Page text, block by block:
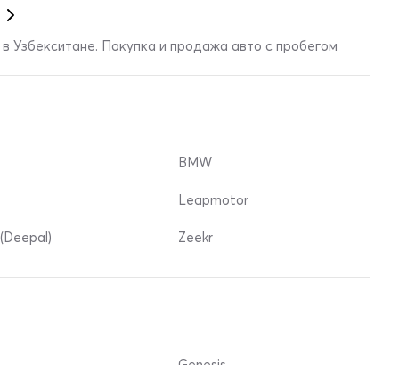
Узбекситане. Покупка и продажа авто с пробегом
BMW
Leapmotor
Zeekr